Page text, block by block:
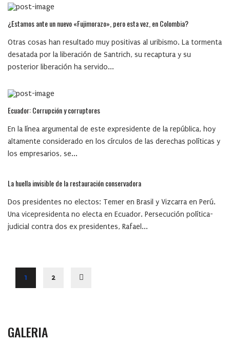
¿Estamos ante un nuevo «Fujimorazo», pero esta vez, en Colombia?
Otras cosas han resultado muy positivas al uribismo. La tormenta
desatada por la liberación de Santrich, su recaptura y su
posterior liberación ha servido...
Ecuador: Corrupción y corruptores
En la línea argumental de este expresidente de la república, hoy
altamente considerado en los círculos de las derechas políticas y
los empresarios, se...
La huella invisible de la restauración conservadora
Dos presidentes no electos: Temer en Brasil y Vizcarra en Perú.
Una vicepresidenta no electa en Ecuador. Persecución política-
judicial contra dos ex presidentes, Rafael...
1 2
GALERIA